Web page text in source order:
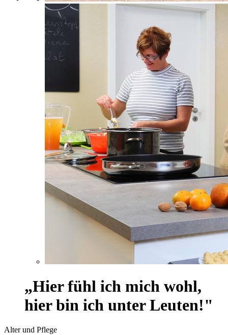
„Hier fühl ich mich wohl,
hier bin ich unter Leuten!"
Alter und Pflege